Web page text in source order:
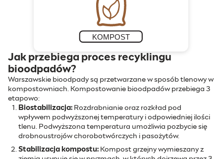
Jak przebiega proces recyklingu
bioodpadów?
Warszawskie bioodpady są przetwarzane w sposób tlenowy w
kompostowniach. Kompostowanie bioodpadów przebiega 3
etapowo:
Biostabilizacja: Rozdrabnianie oraz rozkład pod
wpływem podwyższonej temperatury i odpowiedniej ilości
tlenu. Podwyższona temperatura umożliwia pozbycie się
drobnoustrojów chorobotwórczych i pasożytów.
Stabilizacja kompostu: Kompost grzejny wymieszany z